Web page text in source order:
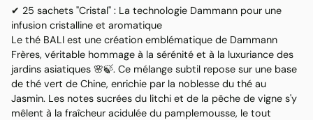
✔ 25 sachets "Cristal" : La technologie Dammann pour une
infusion cristalline et aromatique
Le thé BALI est une création emblématique de Dammann
Frères, véritable hommage à la sérénité et à la luxuriance des
jardins asiatiques 🌸🍃. Ce mélange subtil repose sur une base
de thé vert de Chine, enrichie par la noblesse du thé au
Jasmin. Les notes sucrées du litchi et de la pêche de vigne s'y
mêlent à la fraîcheur acidulée du pamplemousse, le tout